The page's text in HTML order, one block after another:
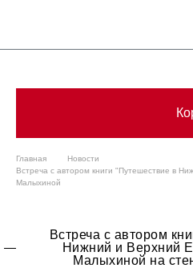
Главная
Новости
Встреча с автором книги "Путешествие в
Малыхиной
Встреча с автором
Нижний и Верхний
Малыхиной на